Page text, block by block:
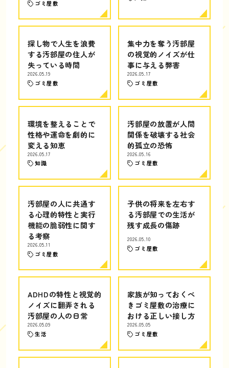
ゴミ屋敷
探し物で人生を浪費
する汚部屋の住人が
失っている時間
2026.05.19
ゴミ屋敷
集中力を奪う汚部屋
の視覚的ノイズが仕
事に与える弊害
2026.05.17
ゴミ屋敷
環境を整えることで
性格や運命を劇的に
変える知恵
2026.05.17
知識
汚部屋の放置が人間
関係を破壊する社会
的孤立の恐怖
2026.05.16
ゴミ屋敷
汚部屋の人に共通す
る心理的特性と実行
機能の脆弱性に関す
る考察
2026.05.11
ゴミ屋敷
子供の将来を左右す
る汚部屋での生活が
残す成長の傷跡
2026.05.10
ゴミ屋敷
ADHDの特性と視覚的
ノイズに翻弄される
汚部屋の人の日常
2026.05.09
生活
家族が知っておくべ
きゴミ屋敷の治療に
おける正しい接し方
2026.05.05
ゴミ屋敷